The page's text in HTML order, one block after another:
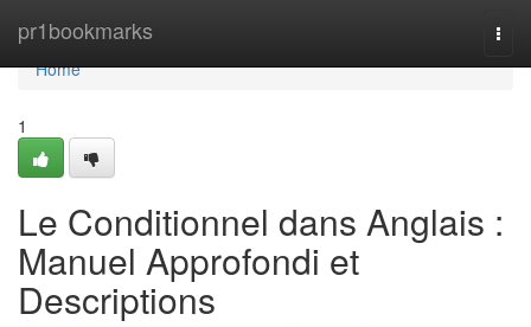
pr1bookmarks
Home
Home
1
Le Conditionnel dans Anglais :
Manuel Approfondi et
Descriptions